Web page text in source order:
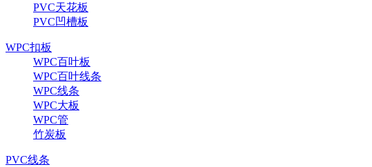
PVC天花板
PVC凹槽板
WPC扣板
WPC百叶板
WPC百叶线条
WPC线条
WPC大板
WPC管
竹炭板
PVC线条